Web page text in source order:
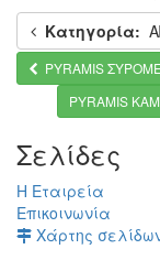
Κατηγορία:
PYRAMIS
PYRAMIS
Σελίδες
Η Εταιρεία
Επικοινωνία
Χάρτης